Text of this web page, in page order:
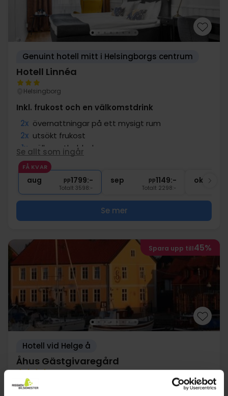
Genuint hotell mitt i Helsingborgs centrum
Hotell Linnéa
Helsingborg
Inkl. frukost och en välkomstdrink
2x övernattningar på ett mysigt rum
2x utsökt frukost
1x välkomstbubbel
2x Gratis kaffe under vistelsen
2x Gratis Wi-Fi
Se allt som ingår
FÅ KVAR
aug pp1799:-
Totalt 3598:-
sep pp1149:-
Totalt 2298:-
okt
Se mer
Spara upp till45%
Hotell vid Helge å
Åhus Gästgivaregård
4.5/ 5